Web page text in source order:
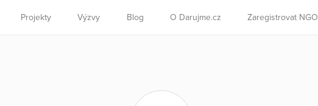
Projekty Výzvy Blog O Darujme.cz Zaregistrovat NGO